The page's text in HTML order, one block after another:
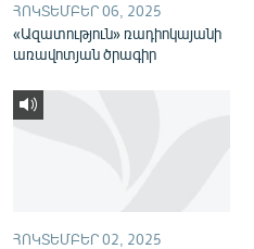
ՀԵՏԵՎԵՔ ՄԵԶ
ՀՈԿՏԵՄԲԵՐ 06, 2025
«Ազատություն» ռադիոկայանի
առավոտյան ծրագիր
ՀՈԿՏԵՄԲԵՐ 02, 2025